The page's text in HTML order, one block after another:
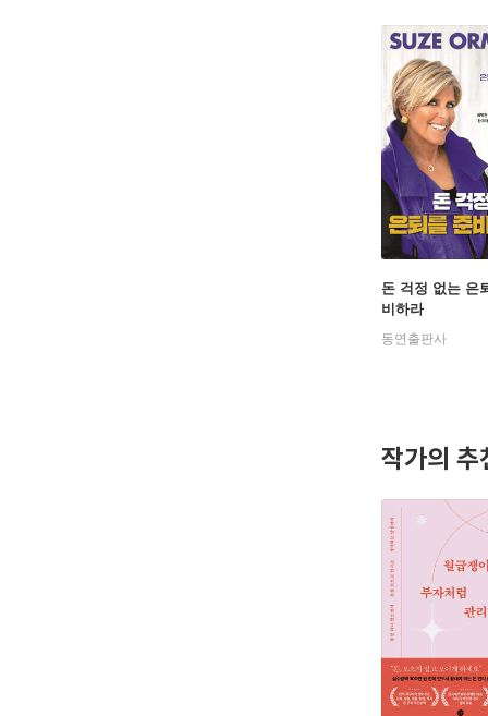
돈 걱정 없는 은
비하라
동연출판사
작가의 추